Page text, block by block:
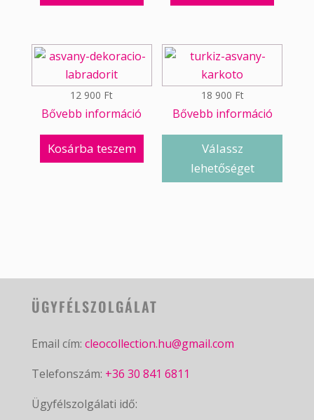
12 900 Ft
Bővebb információ
Kosárba teszem
18 900 Ft
Bővebb információ
Válassz
lehetőséget
ÜGYFÉLSZOLGÁLAT
Email cím: cleocollection.hu@gmail.com
Telefonszám: +36 30 841 6811
Ügyfélszolgálati idő: